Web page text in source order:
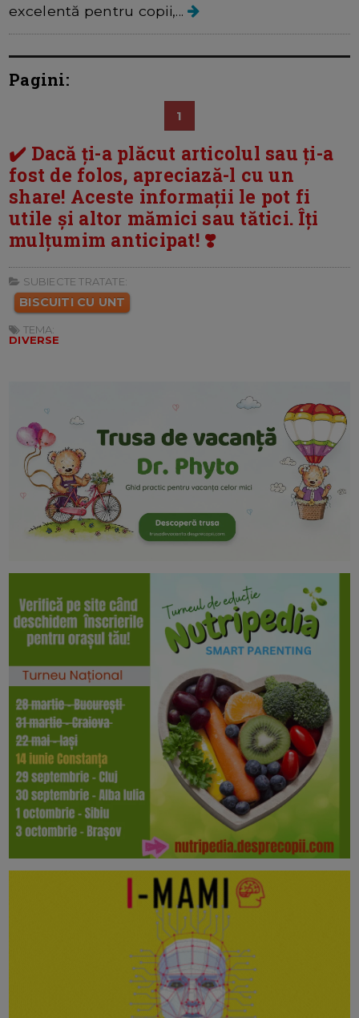
excelentă pentru copii,...
Pagini:
1
✔️ Dacă ți-a plăcut articolul sau ți-a
fost de folos, apreciază-l cu un
share! Aceste informații le pot fi
utile și altor mămici sau tătici. Îți
mulțumim anticipat! ❣️
SUBIECTE TRATATE:
BISCUITI CU UNT
TEMA:
DIVERSE